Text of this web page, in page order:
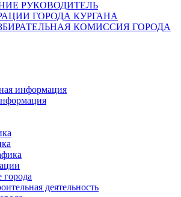
РУКОВОДИТЕЛЬ
ГОРОДА КУРГАНА
КОМИССИЯ ГОРОДА
информация
города
деятельность